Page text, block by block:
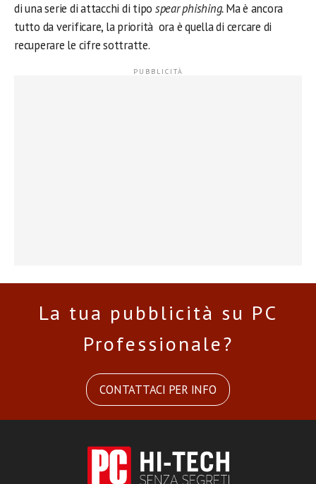
di una serie di attacchi di tipo spear phishing.Ma è ancora
tutto da verificare, la priorità ora è quella di cercare di
recuperare le cifre sottratte.
La tua pubblicità su PC
Professionale?
CONTATTACI PER INFO